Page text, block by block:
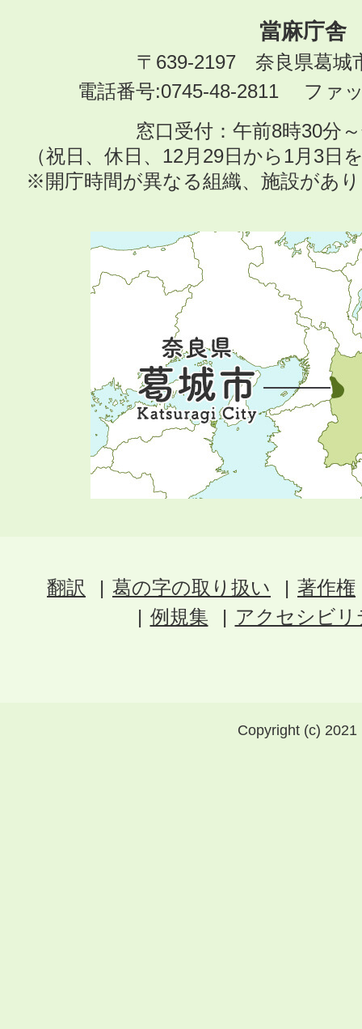
當麻庁舎
〒639-2197 奈良県葛城
電話番号:0745-48-2811 ファ
窓口受付：午前8時30分
（祝日、休日、12月29日から1月3日
※開庁時間が異なる組織、施設があ
翻訳 葛の字の取り扱い
著作権
例規集
アクセシビ
Copyright (c)